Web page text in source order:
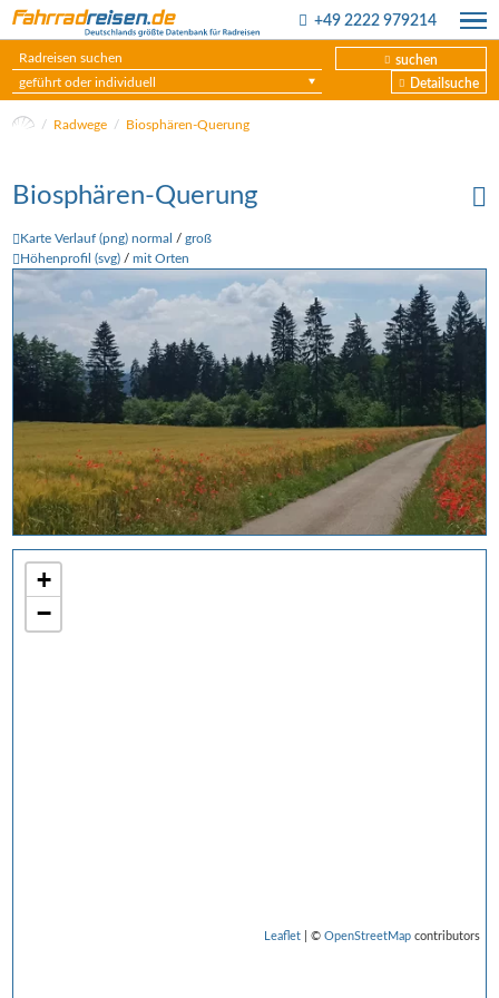
+49 2222 979214
suchen
geführt oder individuell
Detailsuche
Radwege Biosphären-Querung
+
−
Leaflet| © OpenStreetMapcontributors
Biosphären-Querung
Karte Verlauf (png) normal /groß
Höhenprofil (svg) /mit Orten